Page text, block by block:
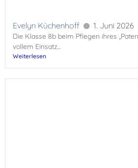
Evelyn Küchenhoff 1. Juni 2026
Die Klasse 8b beim Pflegen ihres
vollem Einsatz...
Weiterlesen